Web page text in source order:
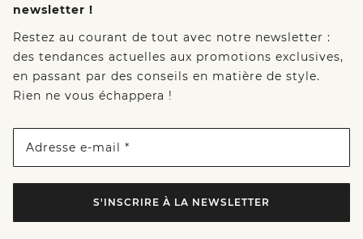
newsletter !
Restez au courant de tout avec notre newsletter :
des tendances actuelles aux promotions exclusives,
en passant par des conseils en matière de style.
Rien ne vous échappera !
Adresse e-mail *
S'INSCRIRE À LA NEWSLETTER